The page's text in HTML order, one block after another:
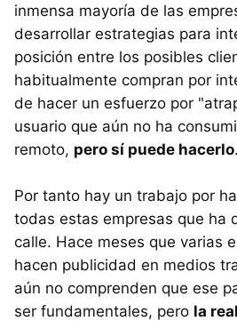
inmensa mayoría de las
desarrollar estrategias para
posición entre los posibles
habitualmente compran por
de hacer un esfuerzo por
usuario que aún no ha
remoto, pero sí puede hacerlo.
Por tanto hay un trabajo por
todas estas empresas que ha
calle. Hace meses que varias
hacen publicidad en medios
aún no comprenden que ese
ser fundamentales, pero la